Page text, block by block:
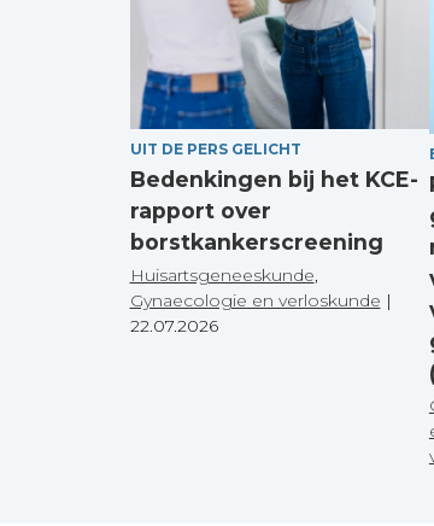
UIT DE PERS GELICHT
Bedenkingen bij het KCE-
rapport over
borstkankerscreening
Huisartsgeneeskunde
Gynaecologie en verloskunde |
22.07.2026